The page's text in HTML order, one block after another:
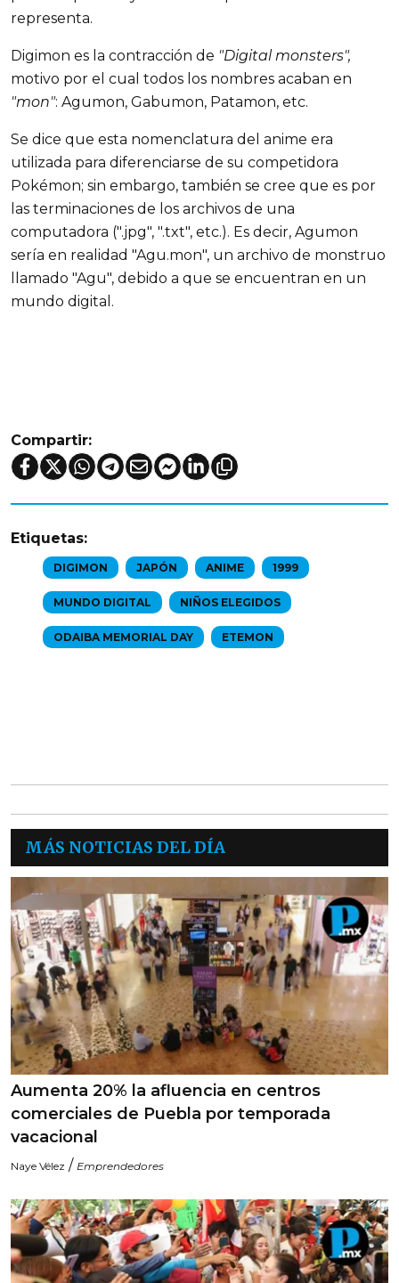
representa.
Digimon es la contracción de "Digital monsters",
motivo por el cual todos los nombres acaban en
"mon": Agumon, Gabumon, Patamon, etc.
Se dice que esta nomenclatura del anime era
utilizada para diferenciarse de su competidora
Pokémon; sin embargo, también se cree que es por
las terminaciones de los archivos de una
computadora (".jpg", ".txt", etc.). Es decir, Agumon
sería en realidad "Agu.mon", un archivo de monstruo
llamado "Agu", debido a que se encuentran en un
mundo digital.
Compartir:
Etiquetas:
DIGIMON JAPÓN ANIME 1999
MUNDO DIGITAL NIÑOS ELEGIDOS
ODAIBA MEMORIAL DAY ETEMON
MÁS NOTICIAS DEL DÍA
Aumenta 20% la afluencia en centros
comerciales de Puebla por temporada
vacacional
Naye Vélez / Emprendedores